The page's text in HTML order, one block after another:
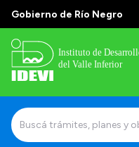
Gobierno de Río Negro